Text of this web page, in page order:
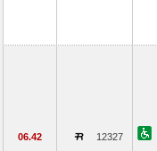
06.42 12327